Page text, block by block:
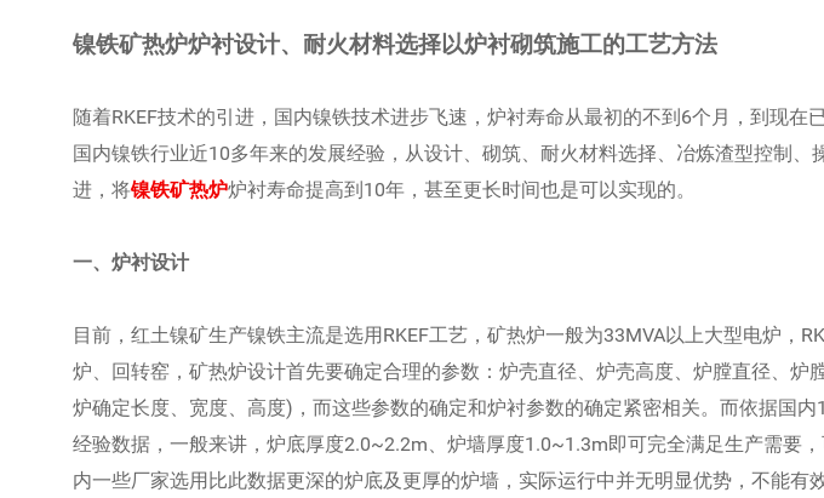
镍铁矿热炉炉衬设计、耐火材料选择以炉衬砌筑施工的工艺方法
随着RKEF技术的引进，国内镍铁技术进步飞速，炉衬寿命从最初的不到6个月，到现在
国内镍铁行业近10多年来的发展经验，从设计、砌筑、耐火材料选择、冶炼渣型控制、
进，将镍铁矿热炉炉衬寿命提高到10年，甚至更长时间也是可以实现的。
一、炉衬设计
目前，红土镍矿生产镍铁主流是选用RKEF工艺，矿热炉一般为33MVA以上大型电炉，
炉、回转窑，矿热炉设计首先要确定合理的参数：炉壳直径、炉壳高度、炉膛直径、炉
炉确定长度、宽度、高度)，而这些参数的确定和炉衬参数的确定紧密相关。而依据国
经验数据，一般来讲，炉底厚度2.0~2.2m、炉墙厚度1.0~1.3m即可完全满足生产需要
内一些厂家选用比此数据更深的炉底及更厚的炉墙，实际运行中并无明显优势，不能有